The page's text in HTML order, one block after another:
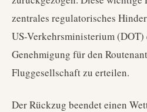
zentrales regulatorisches
US-Verkehrsministerium (DOT)
Genehmigung für den
Fluggesellschaft zu erteilen.
Der Rückzug beendet einen